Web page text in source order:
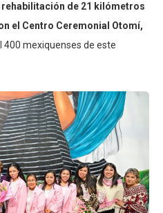
rehabilitación de 21 kilómetros
el Centro Ceremonial Otomí,
400 mexiquenses de este